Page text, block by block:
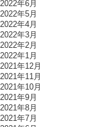
2022年6月
2022年5月
2022年4月
2022年3月
2022年2月
2022年1月
2021年12月
2021年11月
2021年10月
2021年9月
2021年8月
2021年7月